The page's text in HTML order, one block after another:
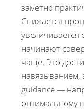
заметно
Снижается
увеличивается
начинают
чаще. Это
навязыванием,
guidance —
оптимальному